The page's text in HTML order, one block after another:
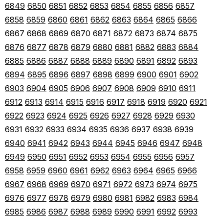
6849 6850 6851 6852 6853 6854 6855 6856 6857
6858 6859 6860 6861 6862 6863 6864 6865 6866
6867 6868 6869 6870 6871 6872 6873 6874 6875
6876 6877 6878 6879 6880 6881 6882 6883 6884
6885 6886 6887 6888 6889 6890 6891 6892 6893
6894 6895 6896 6897 6898 6899 6900 6901 6902
6903 6904 6905 6906 6907 6908 6909 6910 6911
6912 6913 6914 6915 6916 6917 6918 6919 6920 6921
6922 6923 6924 6925 6926 6927 6928 6929 6930
6931 6932 6933 6934 6935 6936 6937 6938 6939
6940 6941 6942 6943 6944 6945 6946 6947 6948
6949 6950 6951 6952 6953 6954 6955 6956 6957
6958 6959 6960 6961 6962 6963 6964 6965 6966
6967 6968 6969 6970 6971 6972 6973 6974 6975
6976 6977 6978 6979 6980 6981 6982 6983 6984
6985 6986 6987 6988 6989 6990 6991 6992 6993